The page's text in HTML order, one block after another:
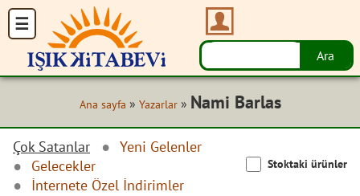
Ana sayfa » Yazarlar» Nami Barlas
Çok Satanlar
Yeni Gelenler
Gelecekler
İnternete Özel İndirimler
Stoktaki ürünler